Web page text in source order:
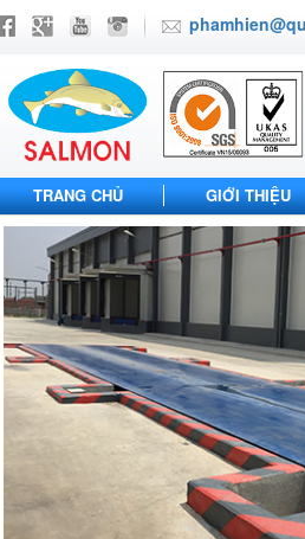
TRANG CHỦ GIỚI THIỆU